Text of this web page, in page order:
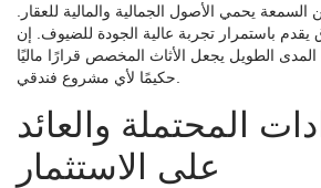
يحمي الأصول الجمالية والمالية للعقار.
يقدم باستمرار تجربة عالية الجودة للضيوف. إن
المدى الطويل يجعل الأثاث المخصص قرارًا ماليًا
المحتملة والعائد
على الاستثمار